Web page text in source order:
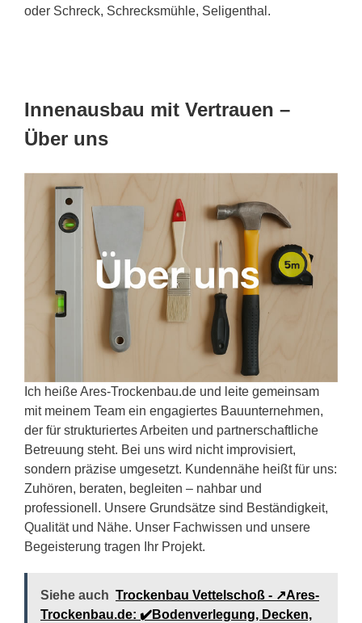
oder Schreck, Schrecksmühle, Seligenthal.
Innenausbau mit Vertrauen –
Über uns
Ich heiße Ares-Trockenbau.de und leite gemeinsam
mit meinem Team ein engagiertes Bauunternehmen,
der für strukturiertes Arbeiten und partnerschaftliche
Betreuung steht. Bei uns wird nicht improvisiert,
sondern präzise umgesetzt. Kundennähe heißt für uns:
Zuhören, beraten, begleiten – nahbar und
professionell. Unsere Grundsätze sind Beständigkeit,
Qualität und Nähe. Unser Fachwissen und unsere
Begeisterung tragen Ihr Projekt.
Siehe auch Trockenbau Vettelschoß - ↗️Ares-
Trockenbau.de: ✔️Bodenverlegung, Decken,